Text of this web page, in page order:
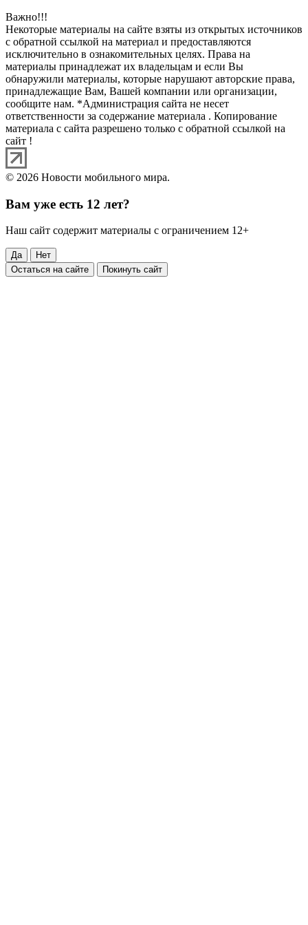
Важно!!!
Некоторые материалы на сайте взяты из открытых источников
с обратной ссылкой на материал и предоставляются
исключительно в ознакомительных целях. Права на
материалы принадлежат их владельцам и если Вы
обнаружили материалы, которые нарушают авторские права,
принадлежащие Вам, Вашей компании или организации,
сообщите нам. *Администрация сайта не несет
ответственности за содержание материала . Копирование
материала с сайта разрешено только с обратной ссылкой на
сайт !
© 2026 Новости мобильного мира.
Вам уже есть 12 лет?
Наш сайт содержит материалы с ограничением 12+
Да
Нет
Остаться на сайте
Покинуть сайт